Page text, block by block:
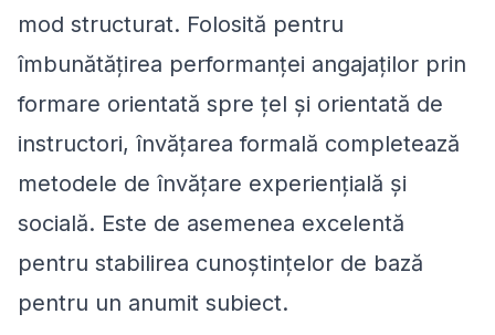
mod structurat. Folosită pentru
îmbunătățirea performanței angajaților prin
formare orientată spre țel și orientată de
instructori, învățarea formală completează
metodele de învățare experiențială și
socială. Este de asemenea excelentă
pentru stabilirea cunoștințelor de bază
pentru un anumit subiect.